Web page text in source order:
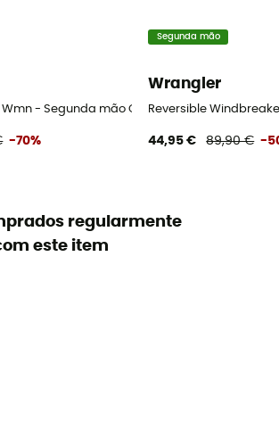
- Segunda mão Casaco softshell mulher -
-70%
Segunda mão
Wrangler
Reversible
44,95 € 89,90 € -
regularmente
este item